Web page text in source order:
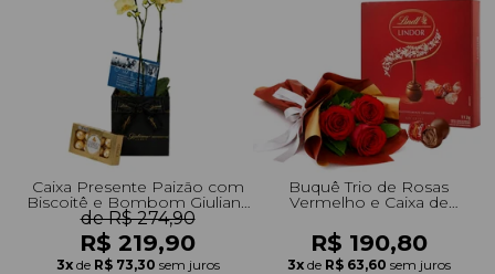
Caixa Presente Paizão com
Biscoitê e Bombom Giuliana
Flores
de R$ 274,90
R$ 219,90
3x de R$ 73,30 sem juros
Buquê Trio de Rosas
Vermelho e Caixa de
R$ 190,80
3x de R$ 63,60 sem juros